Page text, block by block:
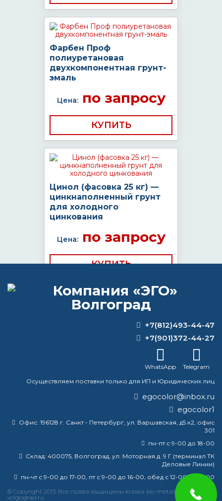
Фарбен Проф
полиуретановая
двухкомпонентная грунт-
эмаль
Цена:по запросу
КУПИТЬ
Цинол (фасовка 25 кг) —
цинкнаполненный грунт
для холодного
цинкования
Цена:по запросу
КУПИТЬ
ВОПРОС-ОТВЕТ
Нужно ли грунтовать металл после
преобразователя ржавчины?
Какое самое сильное химическое
средство для удаления краски?
краска эмаль металлу купить грунт металла
+7(812)493-44-47
+7(901)372-44-27
WhatsApp
Telegram
Осуществляем поставки только для ИП и Юридических лиц
egocolor@inbox.ru
egocolor1
Офис: 196128 г. Санкт - Петербург, ул. Варшавская, д5 к2, офис
301
пн-пт с 9-00 до 18-00
Склад: 400075, Волгоград, ул. Моторная д. 9 Г (терминал ТК
Деловые Линии)
пн-чт с 9-00 до 17-00, пт с 9-00 до 16-00, обед с 12-00 до 13-00
© Copyright 2013. Все права защищены kraska-po-metallu-
volgograd.ru